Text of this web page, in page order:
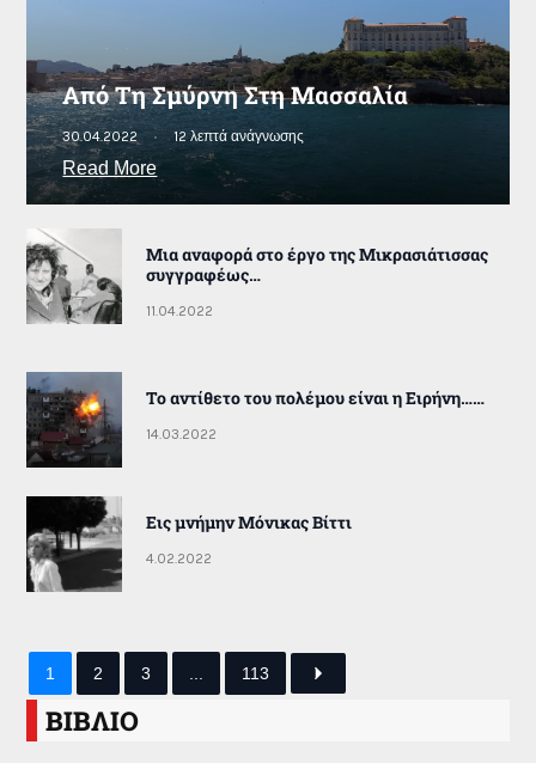
Από Τη Σμύρνη Στη Μασσαλία
30.04.2022 12 λεπτά ανάγνωσης
Read More
Μια αναφορά στο έργο της Μικρασιάτισσας
συγγραφέως…
11.04.2022
Το αντίθετο του πολέμου είναι η Ειρήνη……
14.03.2022
Εις μνήμην Μόνικας Βίττι
4.02.2022
1 2 3 113
ΒΙΒΛΙΟ